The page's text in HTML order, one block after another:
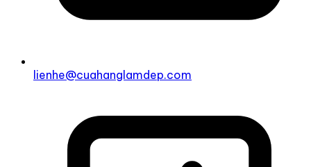
lienhe@cuahanglamdep.com